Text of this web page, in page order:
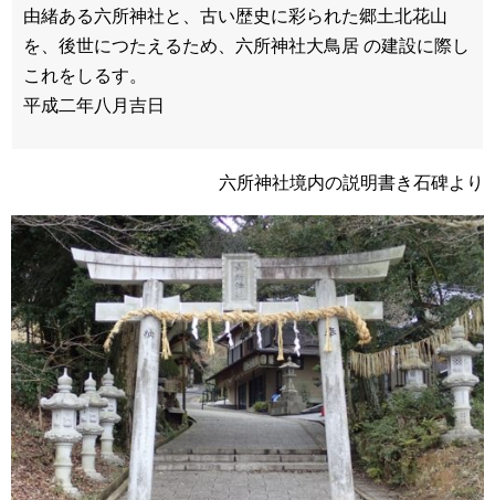
由緒ある六所神社と、古い歴史に彩られた郷土北花山
を、後世につたえるため、六所神社大鳥居 の建設に際し
これをしるす。
平成二年八月吉日
六所神社境内の説明書き石碑より